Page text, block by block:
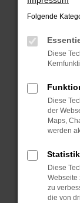
Prüfe
können
Fenster?
Starte
Das
sind.
Folgende
Diese
Diese
der
Maps,
werden
Diese
Webseite
zu
die von